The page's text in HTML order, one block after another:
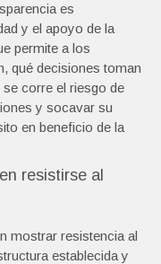
es
y el apoyo de la
permite a los
qué decisiones toman
corre el riesgo de
y socavar su
en beneficio de la
resistirse al
mostrar resistencia al
establecida y